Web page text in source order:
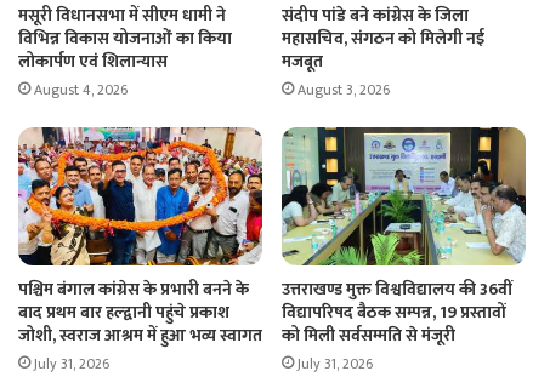
मसूरी विधानसभा में सीएम धामी ने
विभिन्न विकास योजनाओं का किया
लोकार्पण एवं शिलान्यास
August 4, 2026
संदीप पांडे बने कांग्रेस के जिला
महासचिव, संगठन को मिलेगी नई
मजबूत
August 3, 2026
पश्चिम बंगाल कांग्रेस के प्रभारी बनने के
बाद प्रथम बार हल्द्वानी पहुंचे प्रकाश
जोशी, स्वराज आश्रम में हुआ भव्य स्वागत
July 31, 2026
उत्तराखण्ड मुक्त विश्वविद्यालय की 36वीं
विद्यापरिषद बैठक सम्पन्न, 19 प्रस्तावों
को मिली सर्वसम्मति से मंजूरी
July 31, 2026